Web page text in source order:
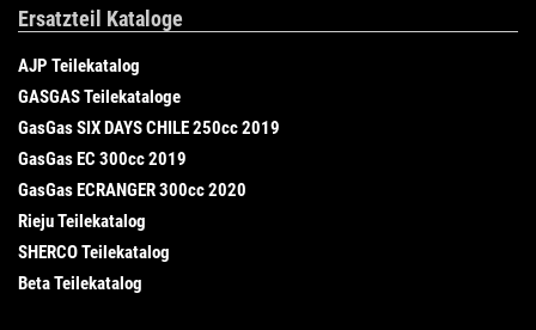
Ersatzteil Kataloge
AJP Teilekatalog
GASGAS Teilekataloge
GasGas SIX DAYS CHILE 250cc 2019
GasGas EC 300cc 2019
GasGas ECRANGER 300cc 2020
Rieju Teilekatalog
SHERCO Teilekatalog
Beta Teilekatalog